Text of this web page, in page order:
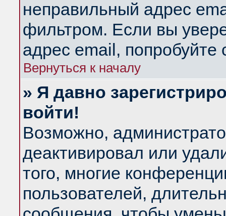
неправильный адрес
фильтром. Если вы
адрес email, попробуйте
Вернуться к началу
» Я давно
войти!
Возможно,
деактивировал или
того, многие
пользователей,